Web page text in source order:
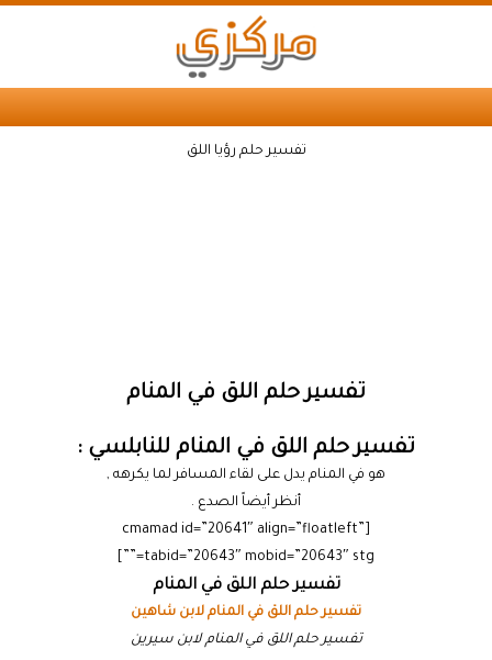
تفسير حلم رؤيا اللق
تفسير حلم اللق في المنام
تفسير حلم اللق في المنام للنابلسي :
هو في المنام يدل على لقاء المسافر لما يكرهه ,
أنظر أيضاً الصدع .
[cmamad id=”20641″ align=”floatleft”
tabid=”20643″ mobid=”20643″ stg=””]
تفسير حلم اللق في المنام
تفسير حلم اللق في المنام لابن شاهين
تفسير حلم اللق في المنام لابن سيرين